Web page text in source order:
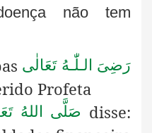
não tem
رَضِیَ الـلّٰـهُ تَعَالٰی
Profeta
صَلَّى اللهُ disse: